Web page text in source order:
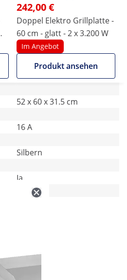
242,00 €
Doppel Elektro Grillplatte -
60 cm - glatt - 2 x 3.200 W
Im Angebot
Produkt ansehen
52 x 60 x 31.5 cm
16 A
Silbern
Ja